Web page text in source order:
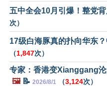
五中全会10月引爆！整党
次）
17级白海豚真的扑向华东
（1,847次）
专家：香港变Xianggang
🖼️📝 2026/8/1 （3,124次）